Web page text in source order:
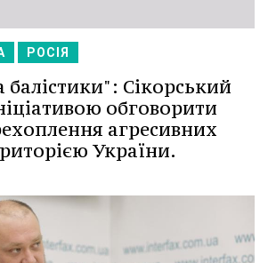
РОСІЯ
балістики": Сікорський
обговорити
агресивних
України.